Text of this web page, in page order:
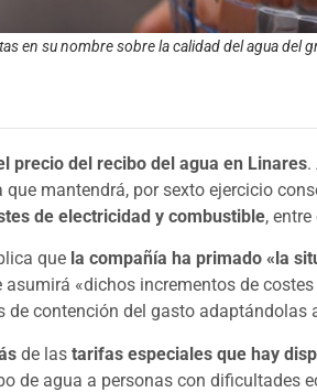
en su nombre sobre la calidad del agua del
precio del recibo del agua en Linares.
que mantendrá, por sexto ejercicio
de electricidad y combustible,
que la compañía ha primado «la
asumirá «dichos incrementos de
contención del gasto
de las tarifas especiales que hay
de agua a personas con dificultades